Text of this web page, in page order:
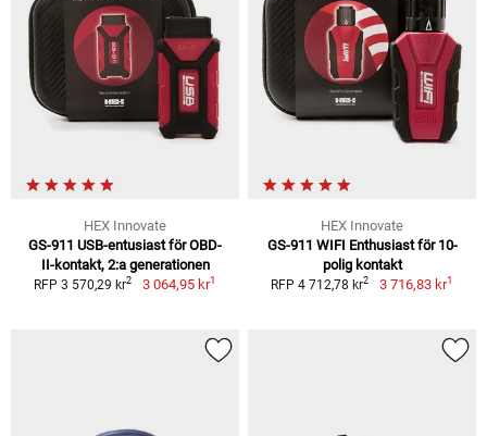
HEX Innovate
GS-911 USB-entusiast för OBD-
II-kontakt, 2:a generationen
RFP 3 570,29 kr2 3 064,95 kr1
HEX Innovate
GS-911 WIFI Enthusiast för 10-
polig kontakt
RFP 4 712,78 kr2 3 716,83 kr1